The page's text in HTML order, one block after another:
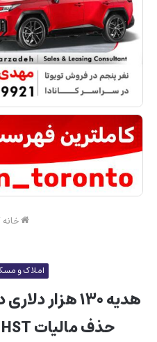
خانه
املاک و
هدیه ۱۳۰ هزار
حذف مالیات HST در انتاریو آغاز شد